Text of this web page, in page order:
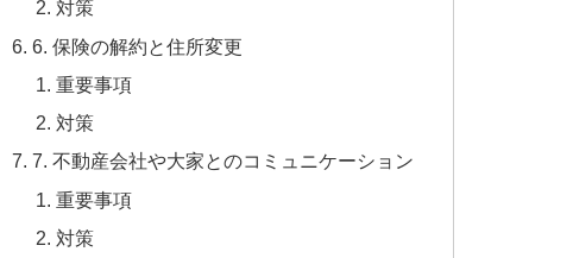
対策
6. 保険の解約と住所変更
重要事項
対策
7. 不動産会社や大家とのコミュニケーション
重要事項
対策